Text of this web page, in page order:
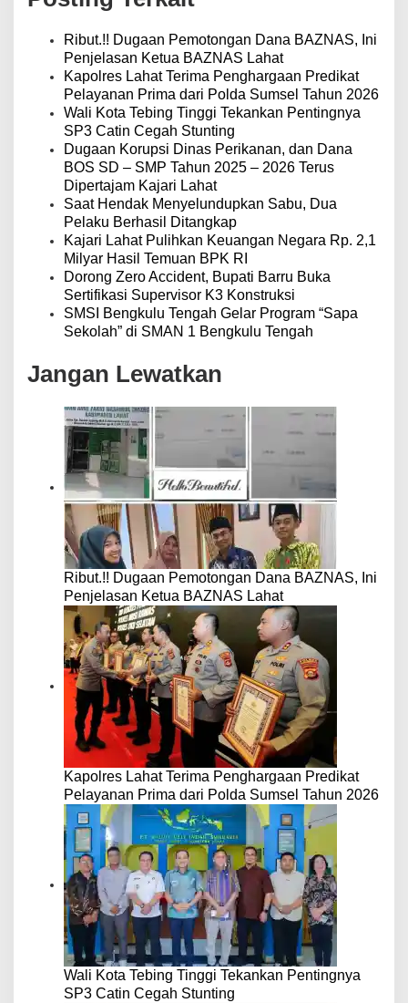
Ribut.!! Dugaan Pemotongan Dana BAZNAS, Ini
Penjelasan Ketua BAZNAS Lahat
Kapolres Lahat Terima Penghargaan Predikat
Pelayanan Prima dari Polda Sumsel Tahun 2026
Wali Kota Tebing Tinggi Tekankan Pentingnya
SP3 Catin Cegah Stunting
Dugaan Korupsi Dinas Perikanan, dan Dana
BOS SD – SMP Tahun 2025 – 2026 Terus
Dipertajam Kajari Lahat
Saat Hendak Menyelundupkan Sabu, Dua
Pelaku Berhasil Ditangkap
Kajari Lahat Pulihkan Keuangan Negara Rp. 2,1
Milyar Hasil Temuan BPK RI
Dorong Zero Accident, Bupati Barru Buka
Sertifikasi Supervisor K3 Konstruksi
SMSI Bengkulu Tengah Gelar Program “Sapa
Sekolah” di SMAN 1 Bengkulu Tengah
Jangan Lewatkan
Ribut.!! Dugaan Pemotongan Dana BAZNAS, Ini
Penjelasan Ketua BAZNAS Lahat
Kapolres Lahat Terima Penghargaan Predikat
Pelayanan Prima dari Polda Sumsel Tahun 2026
Wali Kota Tebing Tinggi Tekankan Pentingnya
SP3 Catin Cegah Stunting